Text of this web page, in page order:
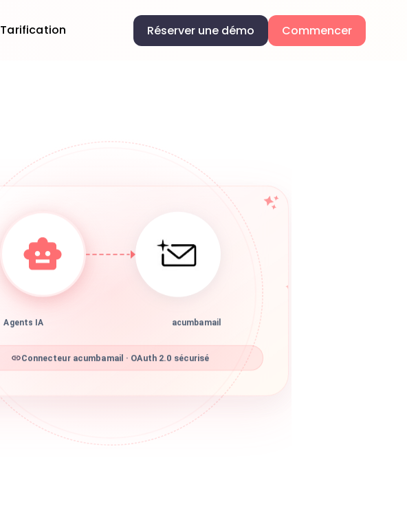
Tarification Réserver une démo Commencer
Agents IA acumbamail
Connecteur acumbamail · OAuth 2.0 sécurisé